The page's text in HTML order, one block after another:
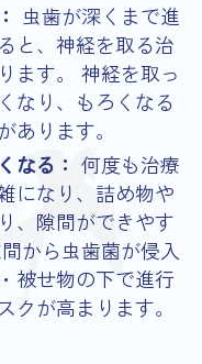
虫歯が深くまで進
と、神経を取る治
ます。 神経を取っ
なり、もろくなる
あります。
なる： 何度も治療
になり、詰め物や
、隙間ができやす
から虫歯菌が侵入
被せ物の下で進行
が高まります。